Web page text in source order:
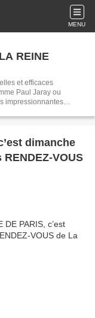
MENU
REINE
et efficaces
Paul Jaray ou
impressionnantes
dimanche
VOUS